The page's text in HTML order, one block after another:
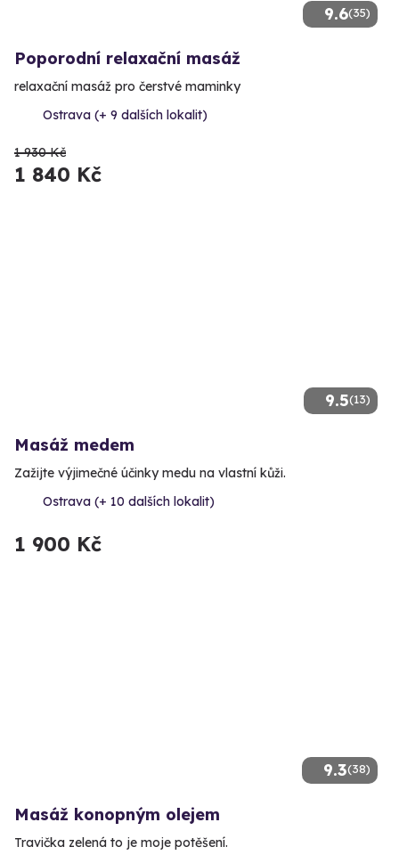
9.6(35)
Poporodní relaxační masáž
relaxační masáž pro čerstvé maminky
Ostrava (+ 9 dalších lokalit)
1 930 Kč
1 840 Kč
9.5(13)
Masáž medem
Zažijte výjimečné účinky medu na vlastní kůži.
Ostrava (+ 10 dalších lokalit)
1 900 Kč
9.3(38)
Masáž konopným olejem
Travička zelená to je moje potěšení.